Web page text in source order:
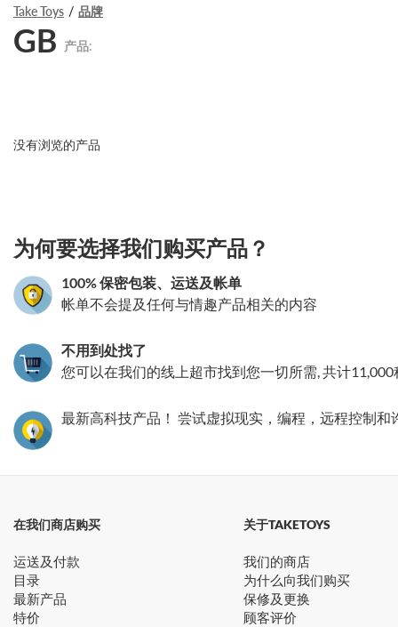
Take Toys 品牌
GB 产品:
没有浏览的产品
为何要选择我们购买产品？
100% 保密包装、运送及帐单
帐单不会提及任何与情趣产品相关的内容
不用到处找了
您可以在我们的线上超市找到您一切所需, 共计11,000
最新高科技产品！ 尝试虚拟现实，编程，远程控制
在我们商店购买
运送及付款
目录
最新产品
特价
关于TAKETOYS
我们的商店
为什么向我们购买
保修及更换
顾客评价